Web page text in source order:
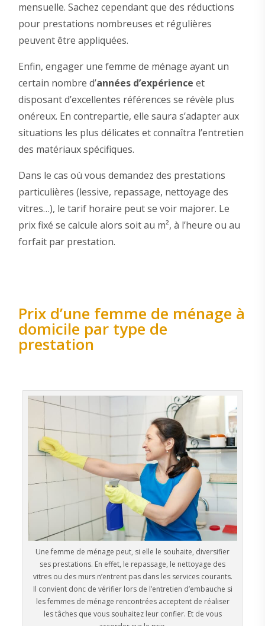
mensuelle. Sachez cependant que des réductions
pour prestations nombreuses et régulières
peuvent être appliquées.
Enfin, engager une femme de ménage ayant un
certain nombre d’années d’expérience et
disposant d’excellentes références se révèle plus
onéreux. En contrepartie, elle saura s’adapter aux
situations les plus délicates et connaîtra l’entretien
des matériaux spécifiques.
Dans le cas où vous demandez des prestations
particulières (lessive, repassage, nettoyage des
vitres…), le tarif horaire peut se voir majorer. Le
prix fixé se calcule alors soit au m², à l’heure ou au
forfait par prestation.
Prix d’une femme de ménage à
domicile par type de
prestation
Une femme de ménage peut, si elle le souhaite, diversifier
ses prestations. En effet, le repassage, le nettoyage des
vitres ou des murs n’entrent pas dans les services courants.
Il convient donc de vérifier lors de l’entretien d’embauche si
les femmes de ménage rencontrées acceptent de réaliser
les tâches que vous souhaitez leur confier. Et de vous